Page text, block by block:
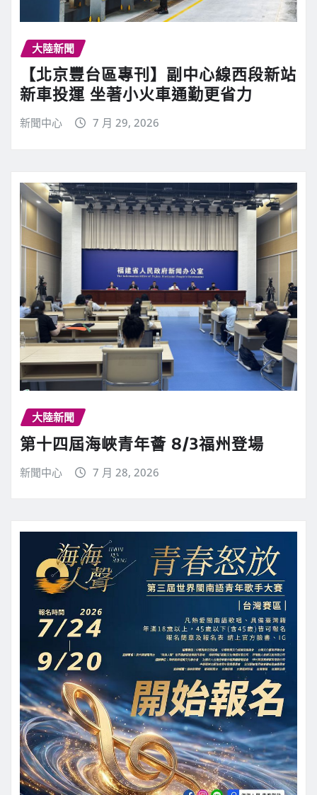
大陸新聞
【北京豐台區專刊】副中心線西段新站
新車投運 坐著小火車通勤更省力
新聞中心 7 月 29, 2026
大陸新聞
第十四屆海峽青年薈 8/3福州登場
新聞中心 7 月 28, 2026